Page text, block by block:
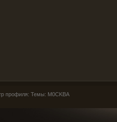
профиля: Темы: M0CKBA